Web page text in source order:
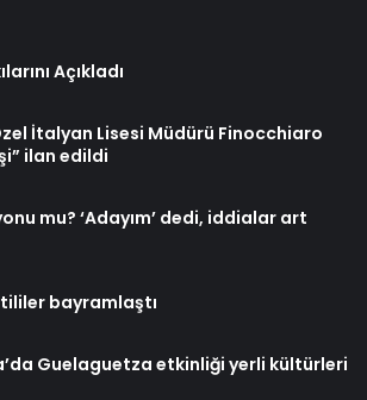
Açıkladı
İtalyan Lisesi Müdürü Finocchiaro
ilan edildi
mu? ‘Adayım’ dedi, iddialar art
bayramlaştı
Guelaguetza etkinliği yerli kültürleri